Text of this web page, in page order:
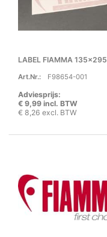
LABEL FIAMMA 135x295
Art.Nr.: F98654-001
Adviesprijs:
€ 9,99 incl. BTW
€ 8,26 excl. BTW